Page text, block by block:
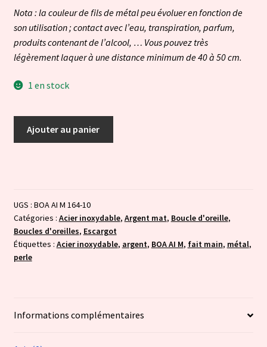
Nota : la couleur de fils de métal peu évoluer en fonction de
son utilisation ; contact avec l’eau, transpiration, parfum,
produits contenant de l’alcool, … Vous pouvez très
légèrement laquer à une distance minimum de 40 à 50 cm.
1 en stock
Ajouter au panier
UGS : BOA AI M 164-10
Catégories : Acier inoxydable, Argent mat, Boucle d'oreille,
Boucles d'oreilles, Escargot
Étiquettes : Acier inoxydable, argent, BOA AI M, fait main, métal,
perle
Informations complémentaires